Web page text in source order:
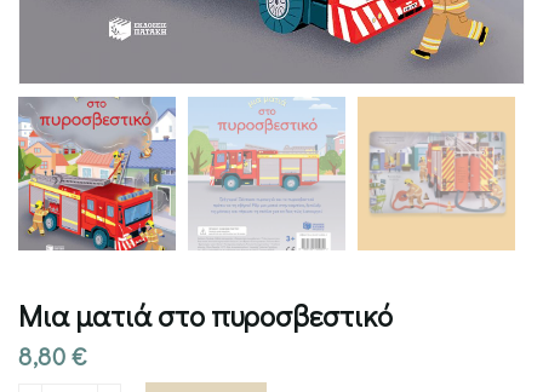
Μια ματιά στο πυροσβεστικό
8,80€